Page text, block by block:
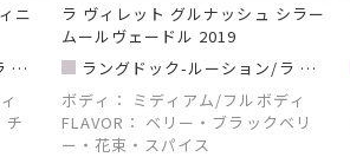
ニ
ヴ
チ
ラ ヴィレット グルナッシュ シラー
ムールヴェードル 2019
ラングドック-ルーション/ラ ヴ
ィレット
ボディ：
ミディアム/フルボディ
FLAVOR： ベリー・ブラックベリ
ー・花束・スパイス